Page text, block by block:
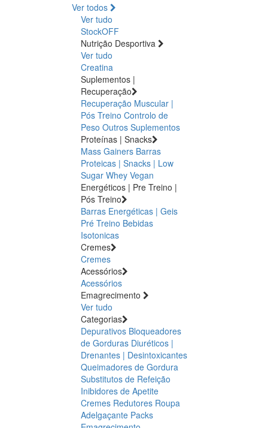
Ver todos
Ver tudo
StockOFF
Nutrição Desportiva
Ver tudo
Creatina
Suplementos |
Recuperação
Recuperação Muscular |
Pós Treino Controlo de
Peso Outros Suplementos
Proteínas | Snacks
Mass Gainers Barras
Proteicas | Snacks | Low
Sugar Whey Vegan
Energéticos | Pre Treino |
Pós Treino
Barras Energéticas | Geis
Pré Treino Bebidas
Isotonicas
Cremes
Cremes
Acessórios
Acessórios
Emagrecimento
Ver tudo
Categorias
Depurativos Bloqueadores
de Gorduras Diuréticos |
Drenantes | Desintoxicantes
Queimadores de Gordura
Substitutos de Refeição
Inibidores de Apetite
Cremes Redutores Roupa
Adelgaçante Packs